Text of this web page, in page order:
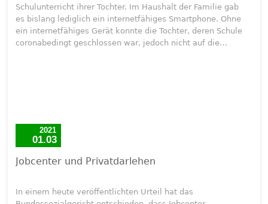
Schulunterricht ihrer Tochter. Im Haushalt der Familie gab
es bislang lediglich ein internetfähiges Smartphone. Ohne
ein internetfähiges Gerät konnte die Tochter, deren Schule
coronabedingt geschlossen war, jedoch nicht auf die…
2021
01.03
Jobcenter und Privatdarlehen
In einem heute veröffentlichten Urteil hat das